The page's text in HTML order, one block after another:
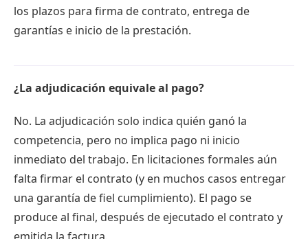
los plazos para firma de contrato, entrega de
garantías e inicio de la prestación.
¿La adjudicación equivale al pago?
No. La adjudicación solo indica quién ganó la
competencia, pero no implica pago ni inicio
inmediato del trabajo. En licitaciones formales aún
falta firmar el contrato (y en muchos casos entregar
una garantía de fiel cumplimiento). El pago se
produce al final, después de ejecutado el contrato y